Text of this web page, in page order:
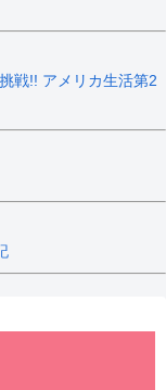
戦!! アメリカ生活第2